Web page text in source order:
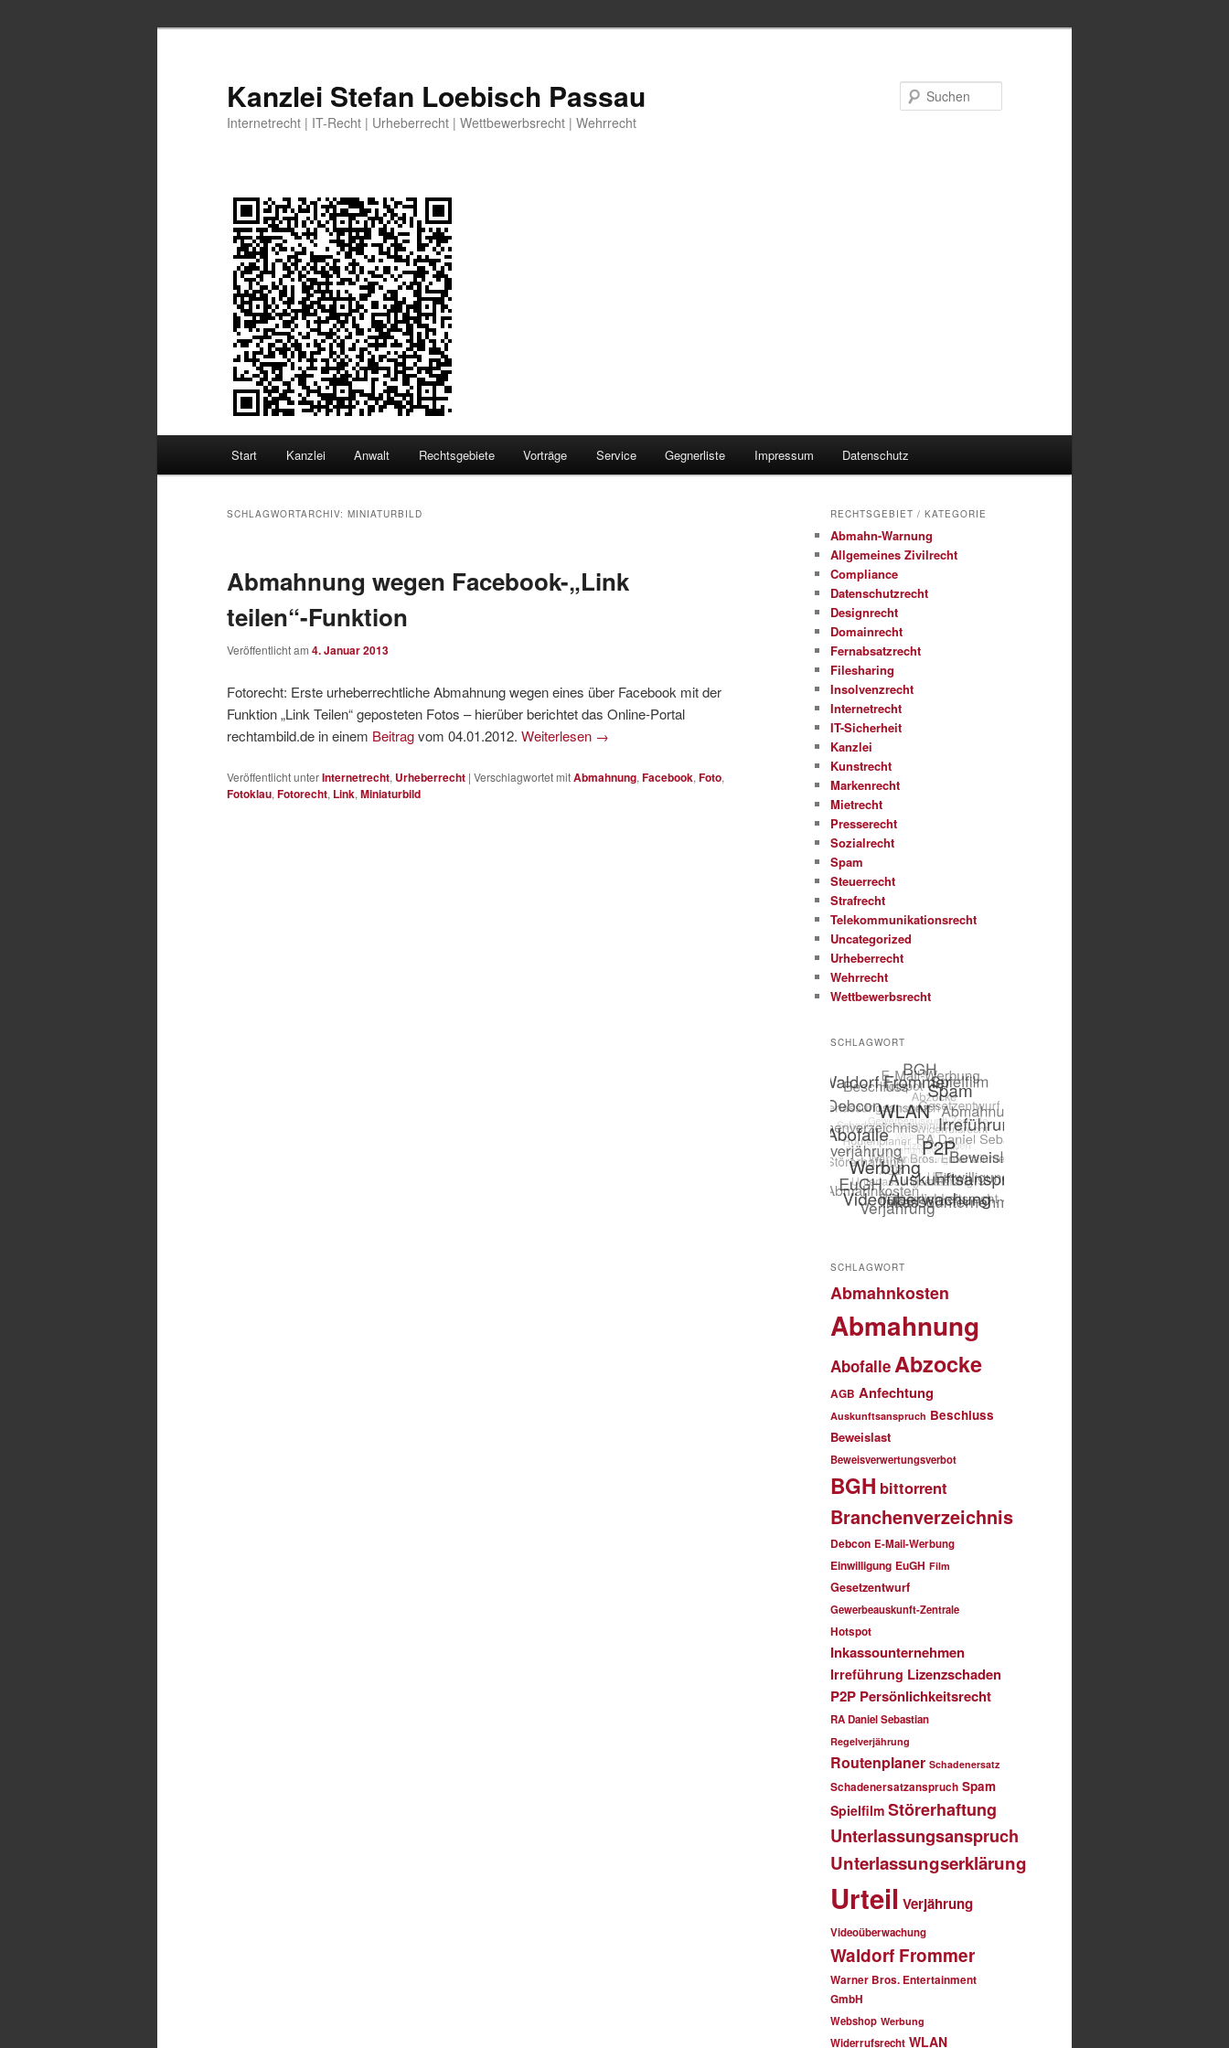
Kanzlei Stefan Loebisch Passau
Internetrecht | IT-Recht | Urheberrecht | Wettbewerbsrecht | Wehrrecht
Start Kanzlei Anwalt Rechtsgebiete Vorträge Service Gegnerliste Impressum Datenschutz
SCHLAGWORTARCHIV: MINIATURBILD
Abmahnung wegen Facebook-„Link
teilen“-Funktion
Veröffentlicht am 4. Januar 2013
Fotorecht: Erste urheberrechtliche Abmahnung wegen eines über Facebook mit der
Funktion „Link Teilen“ geposteten Fotos – hierüber berichtet das Online-Portal
rechtambild.de in einem Beitragvom 04.01.2012. Weiterlesen →
Veröffentlicht unterInternetrecht, Urheberrecht | Verschlagwortet mitAbmahnung, Facebook, Foto,
Fotoklau, Fotorecht, Link, Miniaturbild
RECHTSGEBIET / KATEGORIE
Abmahn-Warnung
Allgemeines Zivilrecht
Compliance
Datenschutzrecht
Designrecht
Domainrecht
Fernabsatzrecht
Filesharing
Insolvenzrecht
Internetrecht
IT-Sicherheit
Kanzlei
Kunstrecht
Markenrecht
Mietrecht
Presserecht
Sozialrecht
Spam
Steuerrecht
Strafrecht
Telekommunikationsrecht
Uncategorized
Urheberrecht
Wehrrecht
Wettbewerbsrecht
SCHLAGWORT
SCHLAGWORT
Abmahnkosten
Abmahnung
AbofalleAbzocke
AGB Anfechtung
Auskunftsanspruch Beschluss
Beweislast
Beweisverwertungsverbot
BGH bittorrent
Branchenverzeichnis
Debcon E-Mail-Werbung
Einwilligung EuGH Film
Gesetzentwurf
Gewerbeauskunft-Zentrale
Hotspot
Inkassounternehmen
Irreführung Lizenzschaden
P2P Persönlichkeitsrecht
RA Daniel Sebastian
Regelverjährung
Routenplaner Schadenersatz
Schadenersatzanspruch Spam
Spielfilm Störerhaftung
Unterlassungsanspruch
Unterlassungserklärung
Urteil Verjährung
Videoüberwachung
Waldorf Frommer
Warner Bros. Entertainment
GmbH
Webshop Werbung
Widerrufsrecht WLAN